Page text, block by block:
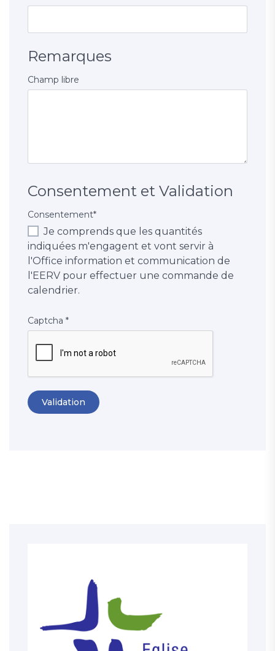
Remarques
Champ libre
Consentement et Validation
Consentement*
Je comprends que les quantités
indiquées m'engagent et vont servir à
l'Office information et communication de
l'EERV pour effectuer une commande de
calendrier.
Captcha *